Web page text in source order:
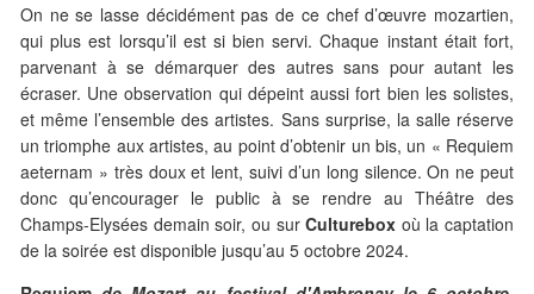
On ne se lasse décidément pas de ce chef d’œuvre mozartien,
qui plus est lorsqu’il est si bien servi. Chaque instant était fort,
parvenant à se démarquer des autres sans pour autant les
écraser. Une observation qui dépeint aussi fort bien les solistes,
et même l’ensemble des artistes. Sans surprise, la salle réserve
un triomphe aux artistes, au point d’obtenir un bis, un « Requiem
aeternam » très doux et lent, suivi d’un long silence. On ne peut
donc qu’encourager le public à se rendre au Théâtre des
Champs-Elysées demain soir, ou surCulturebox où la captation
de la soirée est disponible jusqu’au 5 octobre 2024.